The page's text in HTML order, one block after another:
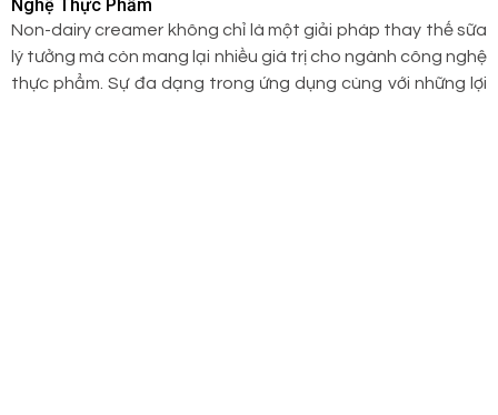
Nghệ Thực Phẩm
Non-dairy creamer không chỉ là một giải pháp thay thế sữa
lý tưởng mà còn mang lại nhiều giá trị cho ngành công nghệ
thực phẩm. Sự đa dạng trong ứng dụng cùng với những lợi